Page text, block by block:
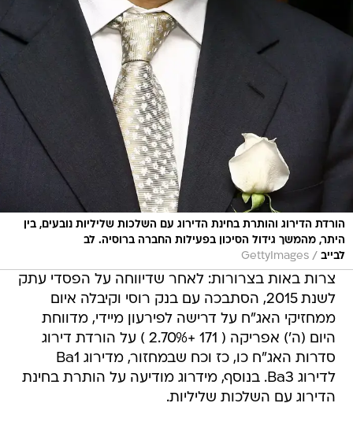
הורדת הדירוג והותרת בחינת הדירוג עם השלכות שליליות נובעים, בין
היתר, מהמשך גידול הסיכון בפעילות החברה ברוסיה. לב
לבייב /
GettyImages
צרות באות בצרורות: לאחר שדיווחה על הפסדי עתק
לשנת 2015, הסתבכה עם בנק רוסי וקיבלה איום
ממחזיקי האג"ח על דרישה לפירעון מיידי, מדווחת
היום (ה') אפריקה ( 171 +2.70% ) על הורדת דירוג
סדרות האג"ח כו, כז וכח שבמחזור, מדירוג Ba1
לדירוג Ba3. בנוסף, מידרוג מודיעה על הותרת בחינת
הדירוג עם השלכות שליליות.